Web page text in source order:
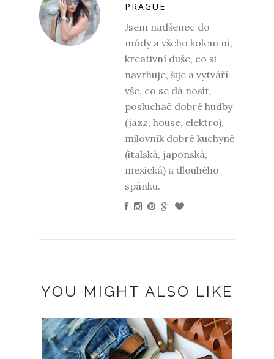
PRAGUE
Jsem nadšenec do
módy a všeho kolem ní,
kreativní duše, co si
navrhuje, šije a vytváří
vše, co se dá nosit,
posluchač dobré hudby
(jazz, house, elektro),
milovník dobré kuchyně
(italská, japonská,
mexická) a dlouhého
spánku.
YOU MIGHT ALSO LIKE